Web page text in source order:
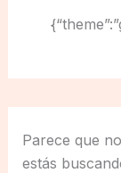
Parece que
estás